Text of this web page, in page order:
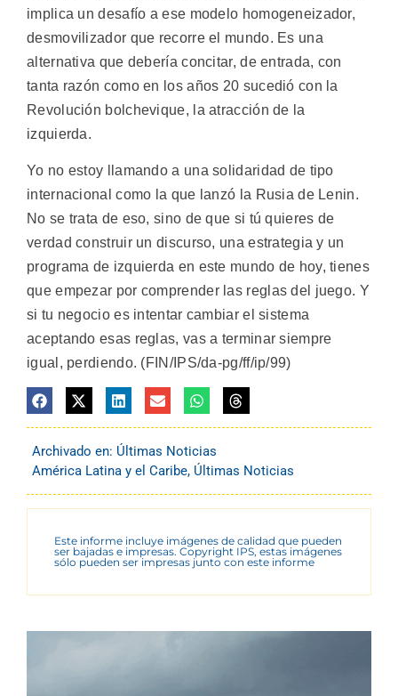
implica un desafío a ese modelo homogeneizador,
desmovilizador que recorre el mundo. Es una
alternativa que debería concitar, de entrada, con
tanta razón como en los años 20 sucedió con la
Revolución bolchevique, la atracción de la
izquierda.
Yo no estoy llamando a una solidaridad de tipo
internacional como la que lanzó la Rusia de Lenin.
No se trata de eso, sino de que si tú quieres de
verdad construir un discurso, una estrategia y un
programa de izquierda en este mundo de hoy, tienes
que empezar por comprender las reglas del juego. Y
si tu negocio es intentar cambiar el sistema
aceptando esas reglas, vas a terminar siempre
igual, perdiendo. (FIN/IPS/da-pg/ff/ip/99)
Archivado en: Últimas Noticias
América Latina y el Caribe, Últimas Noticias
Este informe incluye imágenes de calidad que pueden
ser bajadas e impresas. Copyright IPS, estas imágenes
sólo pueden ser impresas junto con este informe